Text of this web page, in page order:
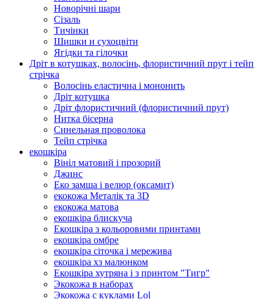
Новорічні шари
Сізаль
Тичінки
Шишки и сухоцвіти
Ягідки та гілочки
Дріт в котушках, волосінь, флористичний прут і тейп
стрічка
Волосінь еластична і мононить
Дріт котушка
Дріт флористичний (флористичний прут)
Нитка бісерна
Синельная проволока
Тейп стрічка
екошкіра
Вініл матовий і прозорий
Джинс
Еко замша і велюр (оксамит)
екокожа Металік та 3D
екокожа матова
екошкіра блискуча
Екошкіра з кольоровими принтами
екошкіра омбре
екошкіра сіточка і мережива
екошкіра хз малюнком
Екошкіра хутряна і з принтом "Тигр"
Экокожа в наборах
Экокожа с куклами Lol